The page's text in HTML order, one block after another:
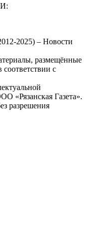
2025) – Новости
размещённые
соответствии с
«Рязанская Газета».
разрешения